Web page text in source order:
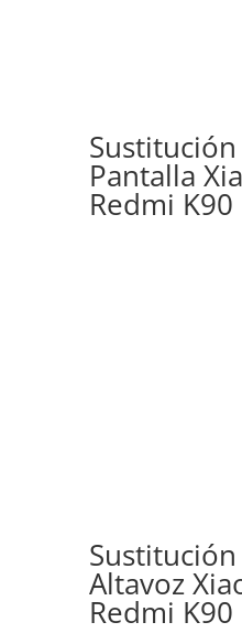
Sustitución
Pantalla
Redmi K90
Sustitución
Altavoz
Redmi K90